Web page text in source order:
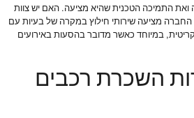
ואת התמיכה הטכנית שהיא מציעה. האם יש צוות
מציעה שירותי חילוץ במקרה של בעיות עם
קריטית, במיוחד כאשר מדובר בהסעות באירועים
השכרת רכבים